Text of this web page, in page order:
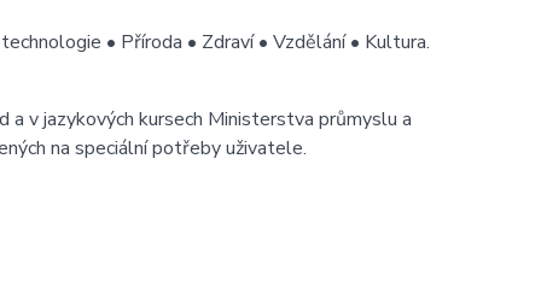
• Příroda • Zdraví • Vzdělání • Kultura.
v jazykových kursech Ministerstva průmyslu a
na speciální potřeby uživatele.